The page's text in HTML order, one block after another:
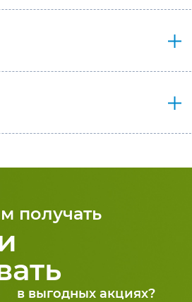
получать
в выгодных акциях?